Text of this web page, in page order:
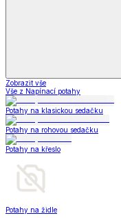
Zobrazit vše
Vše z Napínací potahy
Potahy na klasickou sedačku
Potahy na rohovou sedačku
Potahy na křeslo
Potahy na židle